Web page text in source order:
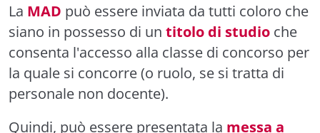
La MAD può essere inviata da tutti coloro che
siano in possesso di un titolo di studio che
consenta l'accesso alla classe di concorso per
la quale si concorre (o ruolo, se si tratta di
personale non docente).
Quindi, può essere presentata la messa a